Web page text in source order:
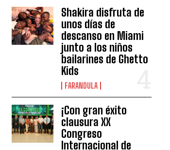
Shakira disfruta de
unos días de
descanso en Miami
junto a los niños
bailarines de Ghetto
Kids
FARANDULA
¡Con gran éxito
clausura XX
Congreso
Internacional de